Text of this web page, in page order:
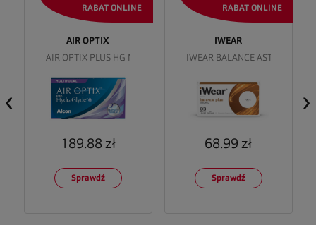
AIR OPTIX
AIR OPTIX PLUS HG MULTIOFOCAL
189.88 zł
Sprawdź
IWEAR
IWEAR BALANCE ASTIGMATISM
68.99 zł
Sprawdź
‹ ›